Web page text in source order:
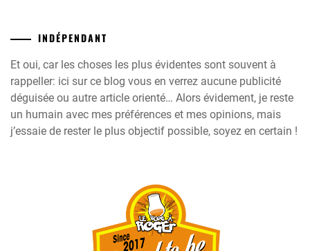
INDÉPENDANT
Et oui, car les choses les plus évidentes sont souvent à
rappeller: ici sur ce blog vous en verrez aucune publicité
déguisée ou autre article orienté… Alors évidement, je reste
un humain avec mes préférences et mes opinions, mais
j’essaie de rester le plus objectif possible, soyez en certain !